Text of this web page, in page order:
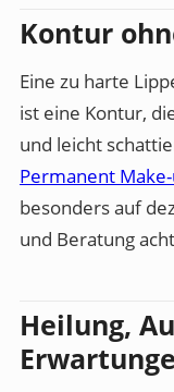
Kontur
Eine zu harte
ist eine Kontur,
und leicht
Permanent
besonders auf
und Beratung
Heilung,